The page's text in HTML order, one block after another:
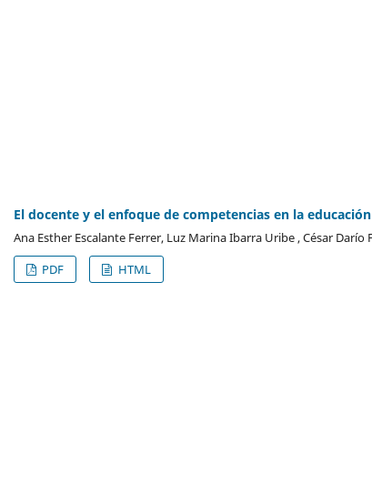
El docente y el enfoque de competencias en la
Ana Esther Escalante Ferrer, Luz Marina Ibarra Uribe , César Darío
PDF
HTML